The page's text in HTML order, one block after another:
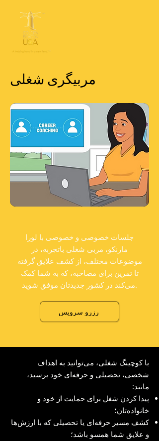
مربیگری شغلی
جلسات خصوصی و خصوصی با لورا
مارنکو، مربی شغلی باتجربه، در
موضوعات مختلف، از کشف علایق گرفته
تا تمرین برای مصاحبه، که به شما کمک
می‌کند در کشور جدیدتان موفق شوید.
رزرو سرویس
با کوچینگ شغلی، می‌توانید به اهداف
شخصی، تحصیلی و حرفه‌ای خود برسید،
مانند:
پیدا کردن شغل برای حمایت از خود و
خانواده‌تان؛
کشف مسیر حرفه‌ای یا تحصیلی که با ارزش‌ها
و علایق شما همسو باشد؛